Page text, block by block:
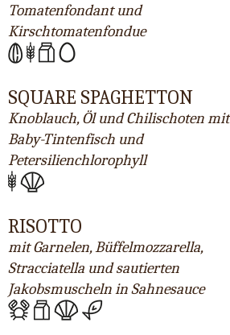
Tomatenfondant und
Kirschtomatenfondue
SQUARE SPAGHETTON
Knoblauch, Öl und Chilischoten mit
Baby-Tintenfisch und
Petersilienchlorophyll
RISOTTO
mit Garnelen, Büffelmozzarella,
Stracciatella und sautierten
Jakobsmuscheln in Sahnesauce